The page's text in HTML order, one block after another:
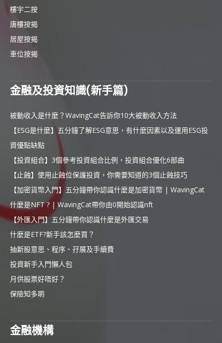
樓宇二按
唐樓按揭
居屋按揭
車位按揭
金融及投資知識(新手篇)
被動收入是什麼？WavingCat告訴你10大被動收入方法
【ESG是什麼】五分鐘了解ESG意思，有什麼因素以及運用ESG投
資優點缺點
【投資組合】3個參考投資組合比例，投資組合優化6部曲
【止蝕】使用止蝕位保護投資，你需要知道的3個止蝕技巧
【加密貨幣入門】五分鐘帶你認識什麼是加密貨幣 | WavingCat
什麼是NFT ? | WavingCat帶你由0開始認識nft
【外匯入門】五分鐘帶你認識什麼是外匯交易
什麼是ETF?新手該怎麼買？
抽新股意思、程序、孖展及手續費
投資新手入門懶人包
月供股票好唔好？
保險知多啲
金融機構